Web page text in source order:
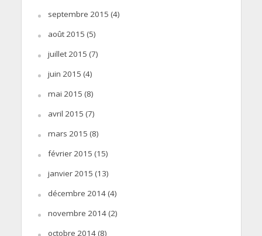
septembre 2015 (4)
août 2015 (5)
juillet 2015 (7)
juin 2015 (4)
mai 2015 (8)
avril 2015 (7)
mars 2015 (8)
février 2015 (15)
janvier 2015 (13)
décembre 2014(4)
novembre 2014(2)
octobre 2014(8)